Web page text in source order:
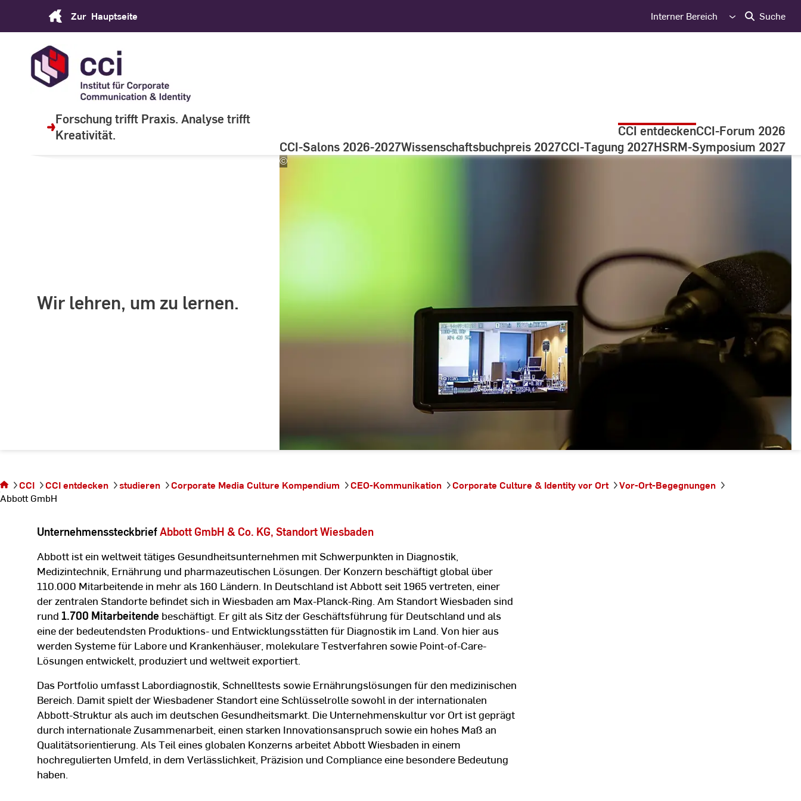
Zur Hauptseite Interner Bereich Suche
Forschung trifft Praxis. Analyse trifft
Kreativität.
CCI entdeckenCCI-Forum 2026
CCI-Salons 2026-2027Wissenschaftsbuchpreis 2027CCI-Tagung 2027HSRM-Symposium 2027
©
CCI
Wir lehren, um zu lernen.
sich auf
der
Seite
CCI CCI entdecken studieren Corporate Media Culture Kompendium CEO-Kommunikation Corporate Culture & Identity vor Ort
Vor-Ort-Begegnungen
Abbott GmbH
UnternehmenssteckbriefAbbott GmbH & Co. KG, Standort Wiesbaden
Abbott ist ein weltweit tätiges Gesundheitsunternehmen mit Schwerpunkten in Diagnostik,
Medizintechnik, Ernährung und pharmazeutischen Lösungen. Der Konzern beschäftigt global über
110.000 Mitarbeitende in mehr als 160 Ländern. In Deutschland ist Abbott seit 1965 vertreten, einer
der zentralen Standorte befindet sich in Wiesbaden am Max-Planck-Ring. Am Standort Wiesbaden sind
rund 1.700 Mitarbeitende beschäftigt. Er gilt als Sitz der Geschäftsführung für Deutschland und als
eine der bedeutendsten Produktions- und Entwicklungsstätten für Diagnostik im Land. Von hier aus
werden Systeme für Labore und Krankenhäuser, molekulare Testverfahren sowie Point-of-Care-
Lösungen entwickelt, produziert und weltweit exportiert.
Das Portfolio umfasst Labordiagnostik, Schnelltests sowie Ernährungslösungen für den medizinischen
Bereich. Damit spielt der Wiesbadener Standort eine Schlüsselrolle sowohl in der internationalen
Abbott-Struktur als auch im deutschen Gesundheitsmarkt. Die Unternehmenskultur vor Ort ist geprägt
durch internationale Zusammenarbeit, einen starken Innovationsanspruch sowie ein hohes Maß an
Qualitätsorientierung. Als Teil eines globalen Konzerns arbeitet Abbott Wiesbaden in einem
hochregulierten Umfeld, in dem Verlässlichkeit, Präzision und Compliance eine besondere Bedeutung
haben.